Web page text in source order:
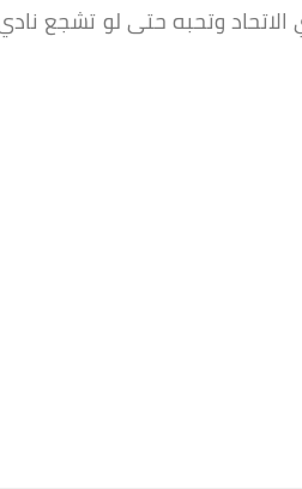
الاتحاد وتحبه حتى لو تشجع